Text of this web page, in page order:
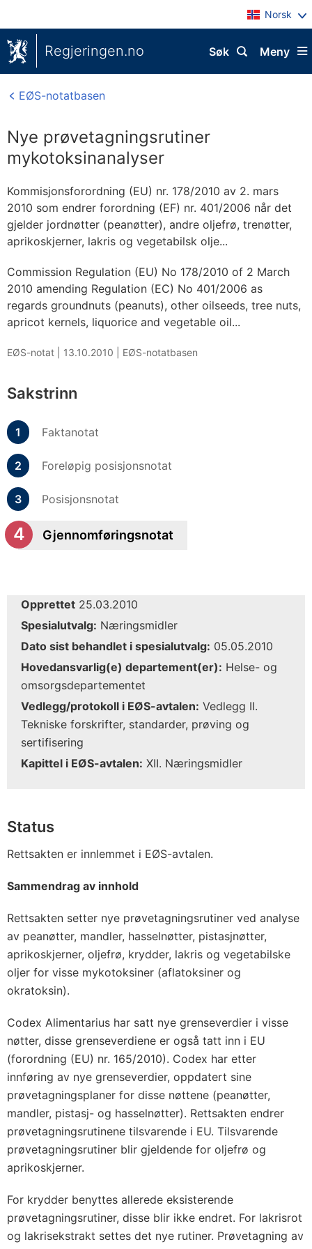
Norsk
Regjeringen.no Meny
Søk
EØS-notatbasen
Nye prøvetagningsrutiner
mykotoksinanalyser
Kommisjonsforordning (EU) nr. 178/2010 av 2. mars
2010 som endrer forordning (EF) nr. 401/2006 når det
gjelder jordnøtter (peanøtter), andre oljefrø, trenøtter,
aprikoskjerner, lakris og vegetabilsk olje...
Commission Regulation (EU) No 178/2010 of 2 March
2010 amending Regulation (EC) No 401/2006 as
regards groundnuts (peanuts), other oilseeds, tree nuts,
apricot kernels, liquorice and vegetable oil...
EØS-notat | 13.10.2010 EØS-notatbasen
Sakstrinn
Faktanotat
Foreløpig posisjonsnotat
Posisjonsnotat
Gjennomføringsnotat
Opprettet 25.03.2010
Spesialutvalg: Næringsmidler
Dato sist behandlet i spesialutvalg: 05.05.2010
Hovedansvarlig(e) departement(er): Helse- og
omsorgsdepartementet
Vedlegg/protokoll i EØS-avtalen: Vedlegg II.
Tekniske forskrifter, standarder, prøving og
sertifisering
Kapittel i EØS-avtalen: XII. Næringsmidler
Status
Rettsakten er innlemmet i EØS-avtalen.
Sammendrag av innhold
Rettsakten setter nye prøvetagningsrutiner ved analyse
av peanøtter, mandler, hasselnøtter, pistasjnøtter,
aprikoskjerner, oljefrø, krydder, lakris og vegetabilske
oljer for visse mykotoksiner (aflatoksiner og
okratoksin).
Codex Alimentarius har satt nye grenseverdier i visse
nøtter, disse grenseverdiene er også tatt inn i EU
(forordning (EU) nr. 165/2010). Codex har etter
innføring av nye grenseverdier, oppdatert sine
prøvetagningsplaner for disse nøttene (peanøtter,
mandler, pistasj- og hasselnøtter). Rettsakten endrer
prøvetagningsrutinene tilsvarende i EU. Tilsvarende
prøvetagningsrutiner blir gjeldende for oljefrø og
aprikoskjerner.
For krydder benyttes allerede eksisterende
prøvetagningsrutiner, disse blir ikke endret. For lakrisrot
og lakrisekstrakt settes det nye rutiner. Prøvetagning av